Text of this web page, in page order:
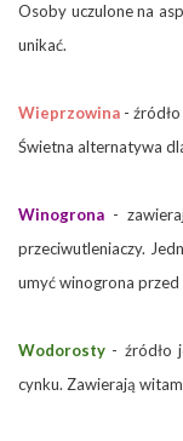
Osoby uczulone na
unikać.
Wieprzowina -
Świetna alternatywa
Winogrona -
przeciwutleniaczy.
umyć winogrona
Wodorosty - źródło
cynku. Zawierają